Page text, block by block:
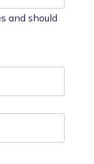
and should